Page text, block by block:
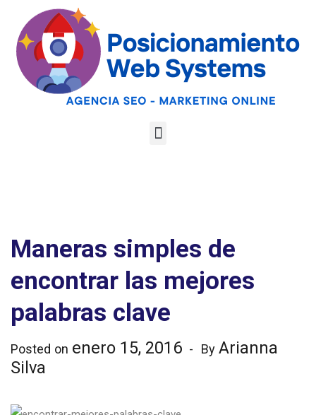
Maneras simples de
encontrar las mejores
palabras clave
Posted on enero 15, 2016 By Arianna
Silva
Optimiza tu web
para las AI
Google
Overviews y los
LLMs
Analiza tu web gratis